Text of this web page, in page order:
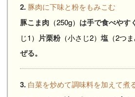
2. 豚肉に下味と粉をもみこむ
豚こま肉 （250g） は手で食べやす
じ1） 片栗粉（小さじ2）塩 （2つま
ぜる。
3. 白菜を炒めて調味料を加えて煮